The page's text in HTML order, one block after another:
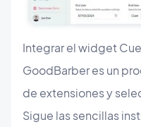
Integrar el widget
GoodBarber es un
de extensiones y
Sigue las sencillas